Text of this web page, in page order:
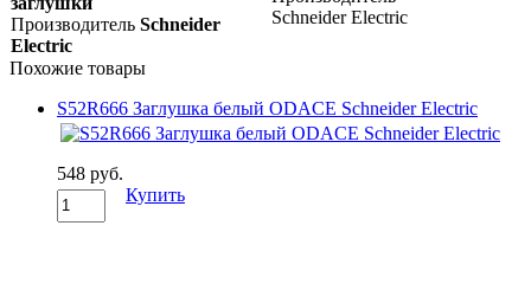
Schneider Electric
Производитель Schneider
Electric
Похожие товары
S52R666 Заглушка белый ODACE Schneider Electric
548 руб.
Купить